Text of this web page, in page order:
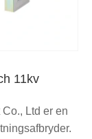
11kv
Ltd er en